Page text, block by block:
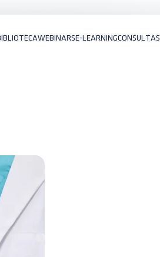
WEBINARSE-LEARNINGCONSULTAS